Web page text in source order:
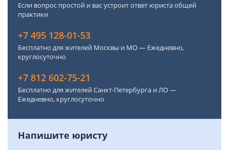
Если вопрос простой и вас устроит ответ юриста общей
практики
+7 495 128-01-53
Бесплатно для жителей Москвы и МО — Ежедневно,
круглосуточно
+7 812 602-75-21
Бесплатно для жителей Санкт-Петербурга и ЛО —
Ежедневно, круглосуточно
Напишите юристу